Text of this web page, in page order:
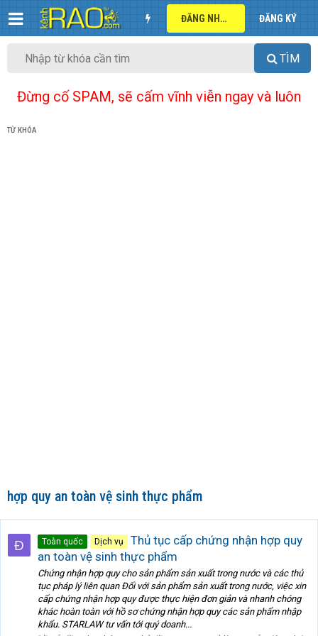
ĐĂNG NHẬP ĐĂNG KÝ
TÌM
Đừng cố SPAM, sẽ cấm vĩnh viễn ngay và luôn
TỪ KHÓA
hợp quy an toàn vệ sinh thực phẩm
Đ Toàn quốc Dịch vụ
Thủ tục cấp chứng nhận hợp quy
an toàn vệ sinh thực phẩm
Chứng nhận hợp quy cho sản phẩm sản xuất trong nước và các thủ
tục pháp lý liên quan Đối với sản phẩm sản xuất trong nước, việc xin
cấp chứng nhận hợp quy được thực hiện đơn giản và nhanh chóng
khác hoàn toàn với hồ sơ chứng nhận hợp quy các sản phẩm nhập
khẩu. STARLAW tư vấn tới quý doanh...